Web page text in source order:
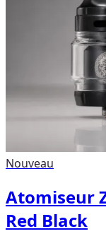
Nouveau
Atomiseur
Red Black